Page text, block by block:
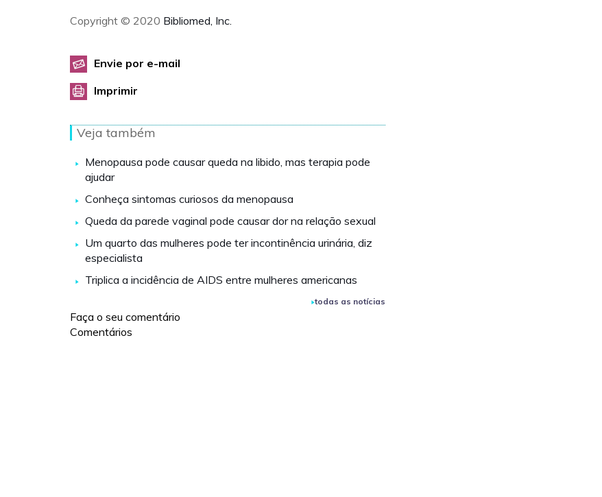
Copyright © 2020 Bibliomed, Inc.
Envie por e-mail
Imprimir
Veja também
Menopausa pode causar queda na libido, mas terapia pode
ajudar
Conheça sintomas curiosos da menopausa
Queda da parede vaginal pode causar dor na relação sexual
Um quarto das mulheres pode ter incontinência urinária, diz
especialista
Triplica a incidência de AIDS entre mulheres americanas
todas as notícias
Faça o seu comentário
Comentários